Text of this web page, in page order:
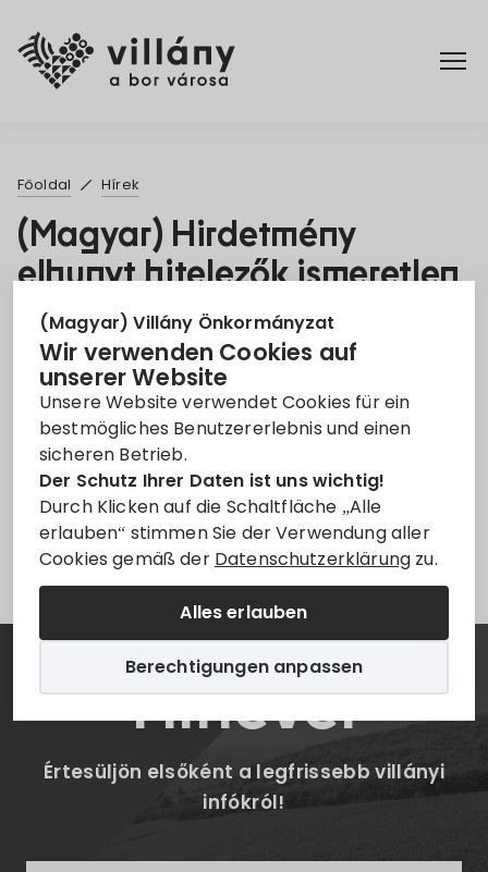
(Magyar) Villány Önkormányzat
Wir verwenden Cookies auf
unserer Website
Unsere Website verwendet Cookies für ein
bestmögliches Benutzererlebnis und einen
sicheren Betrieb.
Der Schutz Ihrer Daten ist uns wichtig!
Durch Klicken auf die Schaltfläche „Alle
erlauben“ stimmen Sie der Verwendung aller
Cookies gemäß der Datenschutzerklärung zu.
Alles erlauben
Berechtigungen anpassen
Rendelettár
Turizmus
Főoldal Hírek
(Magyar) Hirdetmény
elhunyt hitelezők ismeretlen
örökösei részére: DRB DÉL-
DUNÁNTÚLI Regionális Bank
Zrt. felszámolási ügyében
24. März 2025
Hirdetmény
Leider ist der Eintrag nur aufMagyarverfügbar.
Hírlevél
Értesüljön elsőként a legfrissebb villányi
infókról!